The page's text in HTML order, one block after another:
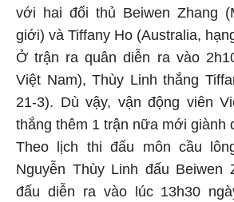
với hai đối thủ Beiwen Zhang
giới) và Tiffany Ho (Australia,
Ở trận ra quân diễn ra vào
Việt Nam), Thùy Linh thắng
21-3). Dù vậy, vận động viên
thắng thêm 1 trận nữa mới giành
Theo lịch thi đấu môn cầu
Nguyễn Thùy Linh đấu Beiwen
đấu diễn ra vào lúc 13h30